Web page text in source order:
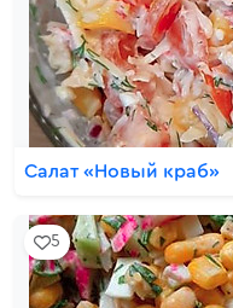
Салат «Новый краб»
5